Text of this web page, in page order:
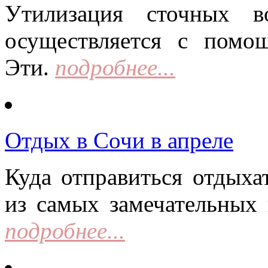
Утилизация сточных
осуществляется с
Эти. подробнее...
Отдых в Сочи в апреле
Куда отправиться
из самых замечательных
подробнее...